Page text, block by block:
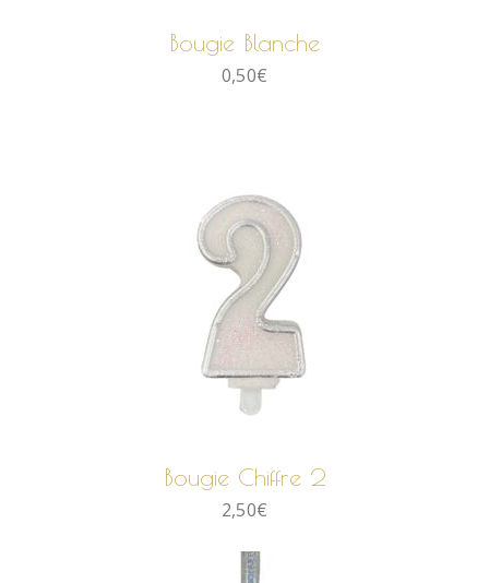
Bougie Blanche
0,50€
AJOUTER AU PANIER
Bougie Chiffre 2
2,50€